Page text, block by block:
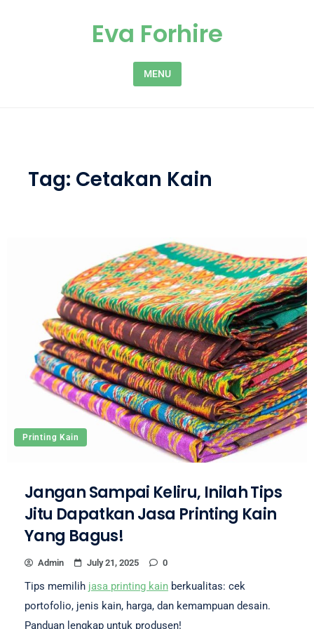
Eva Forhire
MENU
Tag: Cetakan Kain
Printing Kain
Jangan Sampai Keliru, Inilah Tips
Jitu Dapatkan Jasa Printing Kain
Yang Bagus!
Admin July 21, 2025 0
Tips memilih jasa printing kain berkualitas: cek
portofolio, jenis kain, harga, dan kemampuan desain.
Panduan lengkap untuk produsen!